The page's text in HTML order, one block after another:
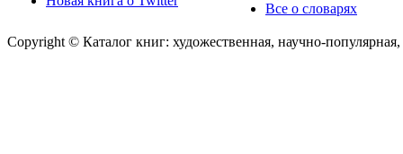
Все о словарях
Copyright © Каталог книг: художественная, научно-